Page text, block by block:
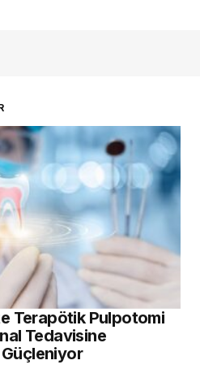
Terapötik Pulpotomi
Tedavisine